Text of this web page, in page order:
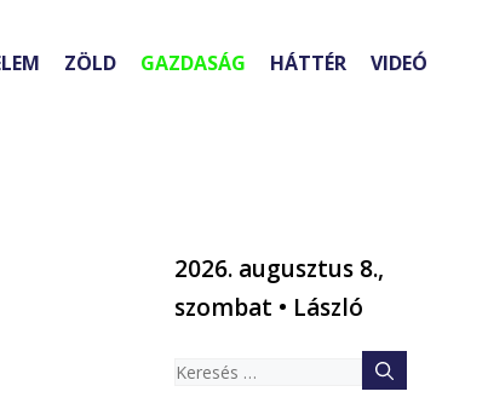
ZÖLD GAZDASÁG HÁTTÉR VIDEÓ
2026. augusztus 8.,
szombat • László
Keresés: